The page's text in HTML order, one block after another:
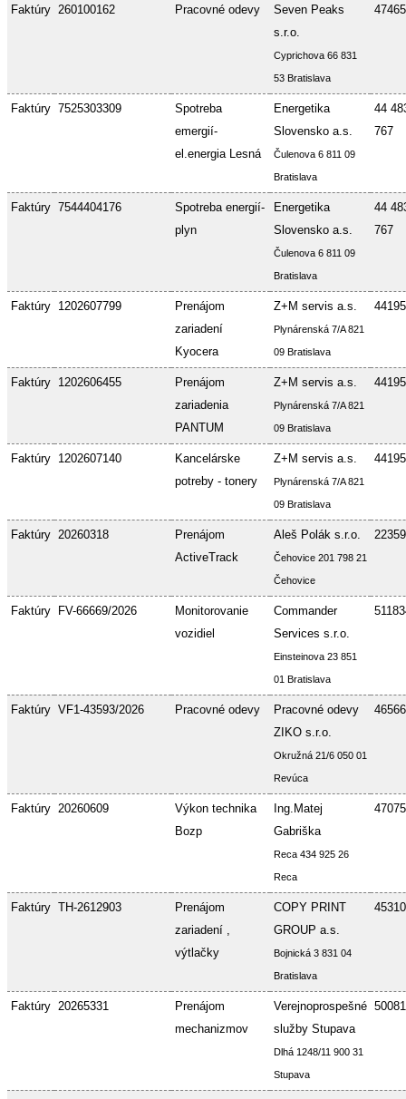
Faktúry 260100162 Pracovné odevy
Seven Peaks
s.r.o.
Cyprichova 66 831
53 Bratislava
Faktúry 7525303309
Spotreba
emergií-
el.energia Lesná
Energetika
Slovensko a.s.
Čulenova 6 811 09
Bratislava
44
767
Faktúry 7544404176
Spotreba energií-
plyn
Energetika
Slovensko a.s.
Čulenova 6 811 09
Bratislava
44
767
Faktúry 1202607799
Prenájom
zariadení
Kyocera
Z+M servis a.s.
Plynárenská 7/A 821
09 Bratislava
Faktúry 1202606455
Prenájom
zariadenia
PANTUM
Z+M servis a.s.
Plynárenská 7/A 821
09 Bratislava
Faktúry 1202607140
Kancelárske
potreby - tonery
Z+M servis a.s.
Plynárenská 7/A 821
09 Bratislava
Faktúry 20260318
Prenájom
ActiveTrack
Aleš Polák s.r.o.
Čehovice 201 798 21
Čehovice
Faktúry FV-66669/2026
Monitorovanie
vozidiel
Commander
Services s.r.o.
Einsteinova 23 851
01 Bratislava
Faktúry VF1-43593/2026 Pracovné odevy
Pracovné odevy
ZIKO s.r.o.
Okružná 21/6 050 01
Revúca
Faktúry 20260609
Výkon technika
Bozp
Ing.Matej
Gabriška
Reca 434 925 26
Reca
Faktúry TH-2612903
Prenájom
zariadení ,
výtlačky
COPY PRINT
GROUP a.s.
Bojnická 3 831 04
Bratislava
Faktúry 20265331
Prenájom
mechanizmov
Verejnoprospešné
služby Stupava
Dlhá 1248/11 900 31
Stupava